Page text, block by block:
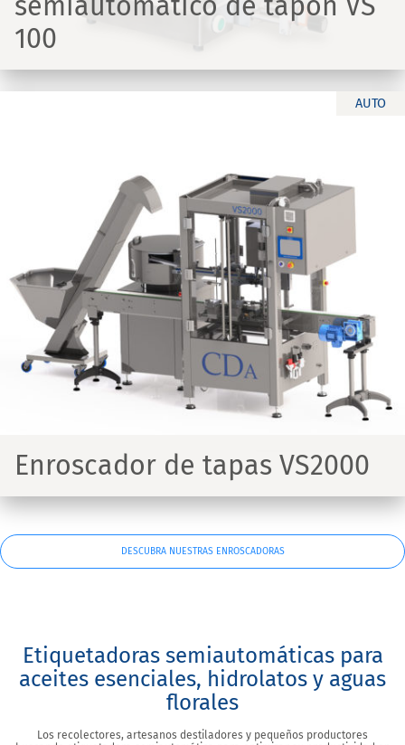
100
AUTO
Enroscador de tapas VS2000
DESCUBRA NUESTRAS ENROSCADORAS
Etiquetadoras semiautomáticas para
aceites esenciales, hidrolatos y aguas
florales
Los recolectores, artesanos destiladores y pequeños productores